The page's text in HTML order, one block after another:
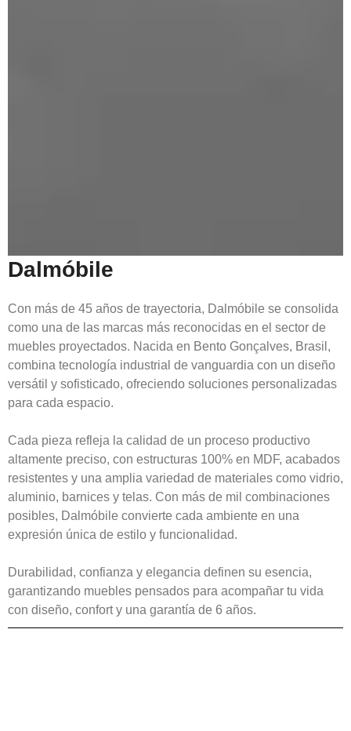
Dalmóbile
Con más de 45 años de trayectoria, Dalmóbile se consolida
como una de las marcas más reconocidas en el sector de
muebles proyectados. Nacida en Bento Gonçalves, Brasil,
combina tecnología industrial de vanguardia con un diseño
versátil y sofisticado, ofreciendo soluciones personalizadas
para cada espacio.
Cada pieza refleja la calidad de un proceso productivo
altamente preciso, con estructuras 100% en MDF, acabados
resistentes y una amplia variedad de materiales como vidrio,
aluminio, barnices y telas. Con más de mil combinaciones
posibles, Dalmóbile convierte cada ambiente en una
expresión única de estilo y funcionalidad.
Durabilidad, confianza y elegancia definen su esencia,
garantizando muebles pensados para acompañar tu vida
con diseño, confort y una garantía de 6 años.